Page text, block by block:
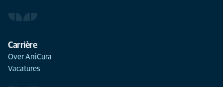
Carrière
Over AniCura
Vacatures